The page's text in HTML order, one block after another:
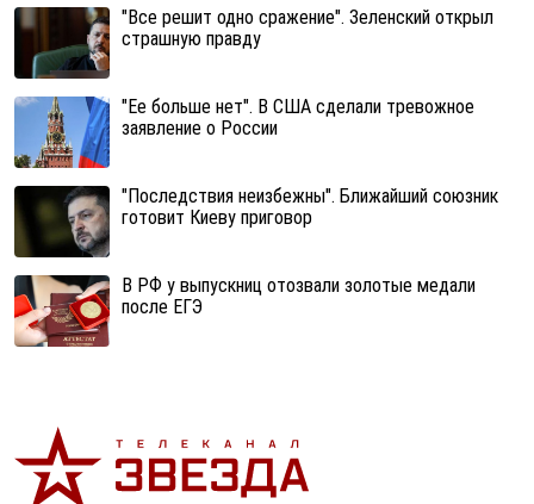
"Все решит одно сражение". Зеленский открыл
страшную правду
"Ее больше нет". В США сделали тревожное
заявление о России
"Последствия неизбежны". Ближайший союзник
готовит Киеву приговор
В РФ у выпускниц отозвали золотые медали
после ЕГЭ